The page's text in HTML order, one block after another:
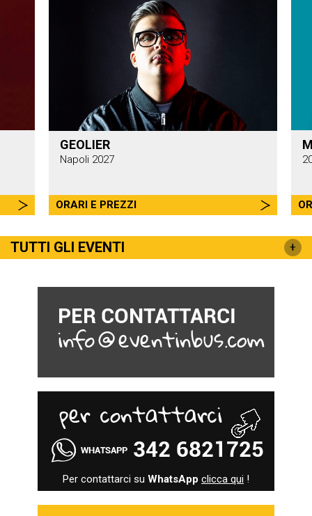
GEOLIER
Napoli 2027
ORARI E PREZZI
TUTTI GLI EVENTI
Per contattarci su WhatsApp clicca qui !